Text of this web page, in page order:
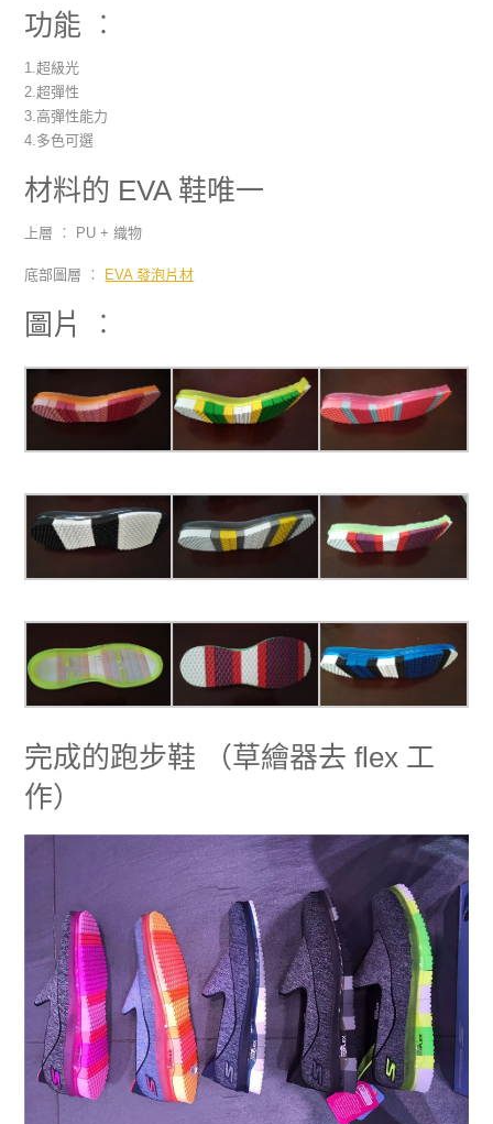
功能 ︰
1.超級光
2.超彈性
3.高彈性能力
4.多色可選
材料的 EVA 鞋唯一
上層 ︰ PU + 織物
底部圖層 ︰ EVA 發泡片材
圖片 ︰
完成的跑步鞋 （草繪器去 flex 工
作）